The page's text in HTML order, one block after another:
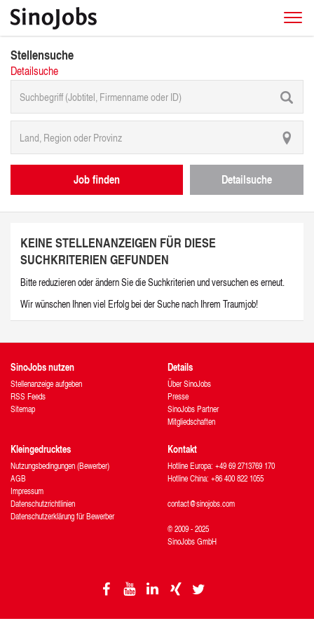
Stellensuche
Detailsuche
Job finden Detailsuche
KEINE STELLENANZEIGEN FÜR DIESE
SUCHKRITERIEN GEFUNDEN
Bitte reduzieren oder ändern Sie die Suchkriterien und versuchen es erneut.
Wir wünschen Ihnen viel Erfolg bei der Suche nach Ihrem Traumjob!
SinoJobs nutzen
Stellenanzeige aufgeben
RSS Feeds
Sitemap
Details
Über SinoJobs
Presse
SinoJobs Partner
Mitgliedschaften
Kleingedrucktes
Nutzungsbedingungen (Bewerber)
AGB
Impressum
Datenschutzrichtlinien
Datenschutzerklärung für Bewerber
Kontakt
Hotline Europa: +49 69 2713769 170
Hotline China: +86 400 822 1055
contact@sinojobs.com
© 2009 - 2025
SinoJobs GmbH